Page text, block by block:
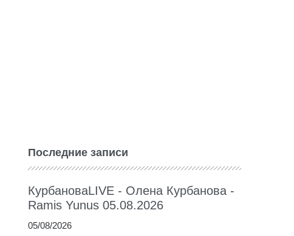
Последние записи
КурбановаLIVE - Олена Курбанова -
Ramis Yunus 05.08.2026
05/08/2026